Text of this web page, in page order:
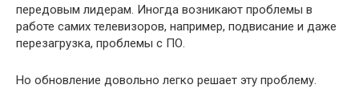
передовым лидерам. Иногда возникают проблемы в
работе самих телевизоров, например, подвисание и даже
перезагрузка, проблемы с ПО.
Но обновление довольно легко решает эту проблему.